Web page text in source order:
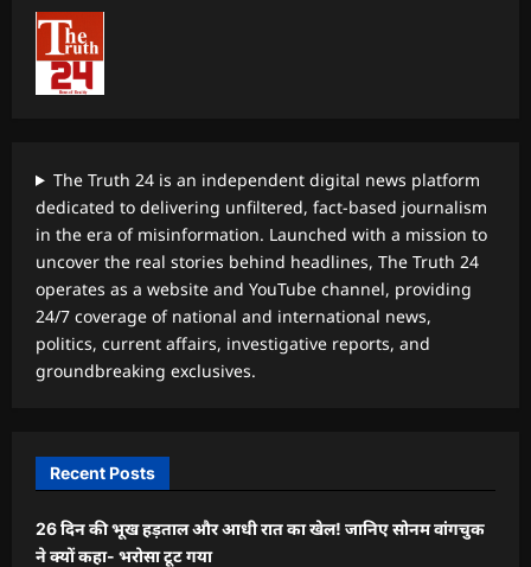
The Truth 24 is an independent digital news platform
dedicated to delivering unfiltered, fact-based journalism
in the era of misinformation. Launched with a mission to
uncover the real stories behind headlines, The Truth 24
operates as a website and YouTube channel, providing
24/7 coverage of national and international news,
politics, current affairs, investigative reports, and
groundbreaking exclusives.
Recent Posts
26 दिन की भूख हड़ताल और आधी रात का खेल! जानिए सोनम वांगचुक
ने क्यों कहा- भरोसा टूट गया